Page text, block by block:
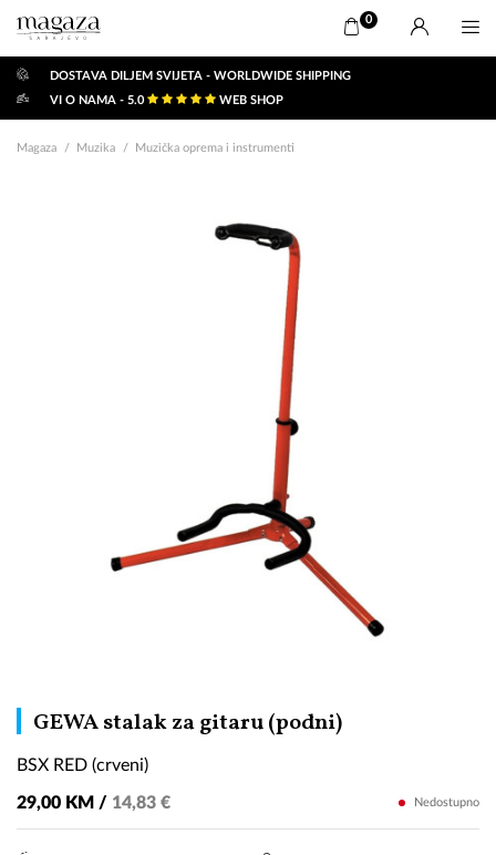
0
DOSTAVA DILJEM SVIJETA - WORLDWIDE SHIPPING
VI O NAMA - 5.0
WEB SHOP
Magaza Muzika Muzička oprema i instrumenti
GEWA stalak za gitaru (podni)BSX
BSX RED (crveni)
29,00 KM / 14,83 € Nedostupno